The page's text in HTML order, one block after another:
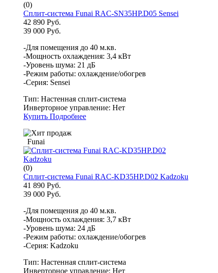
(0)
Сплит-система Funai RAC-SN35HP.D05 Sensei
42 890 Руб.
39 000 Руб.
-Для помещения до 40 м.кв.
-Мощность охлаждения: 3,4 кВт
-Уровень шума: 21 дБ
-Режим работы: охлаждение/обогрев
-Серия: Sensei
Тип: Настенная сплит-система
Инверторное управление: Нет
Купить Подробнее
Funai
(0)
Сплит-система Funai RAC-KD35HP.D02 Kadzoku
41 890 Руб.
39 000 Руб.
-Для помещения до 40 м.кв.
-Мощность охлаждения: 3,7 кВт
-Уровень шума: 24 дБ
-Режим работы: охлаждение/обогрев
-Серия: Kadzoku
Тип: Настенная сплит-система
Инверторное управление: Нет